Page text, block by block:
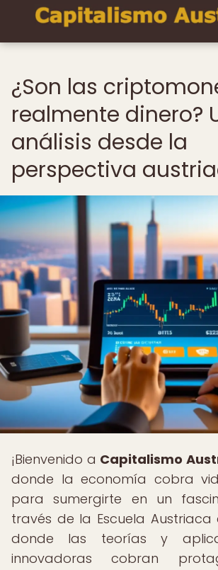
¿Son las
realmente dinero?
análisis desde la
perspectiva
¡Bienvenido a Capitalismo
donde la economía cobra
para sumergirte en un
través de la Escuela Austriaca
donde las teorías y
innovadoras cobran